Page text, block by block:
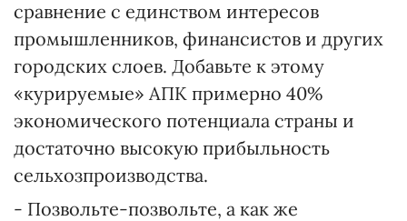
сравнение с единством интересов
промышленников, финансистов и других
городских слоев. Добавьте к этому
«курируемые» АПК примерно 40%
экономического потенциала страны и
достаточно высокую прибыльность
сельхозпроизводства.
- Позвольте-позвольте, а как же